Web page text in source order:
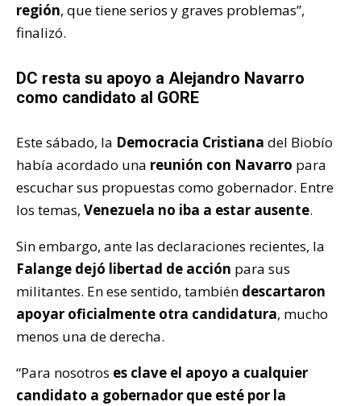
región, que tiene serios y graves problemas”,
finalizó.
DC resta su apoyo a Alejandro Navarro
como candidato al GORE
Este sábado, la Democracia Cristiana del Biobío
había acordado una reunión con Navarro para
escuchar sus propuestas como gobernador. Entre
los temas, Venezuela no iba a estar ausente.
Sin embargo, ante las declaraciones recientes, la
Falange dejó libertad de acción para sus
militantes. En ese sentido, también descartaron
apoyar oficialmente otra candidatura, mucho
menos una de derecha.
“Para nosotros es clave el apoyo a cualquier
candidato a gobernador que esté por la